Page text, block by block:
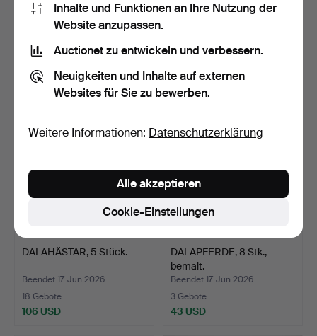
JENS QUISTGAARD.
PICKNICKKISTE/WERKZE
UGKIS…
6 Gebote
158 USD
PFEIFEN, 8 Teile teilweise
53 USD
DALAHÄSTAR, 5 Stück.
Beendet 17. Jun 2026
18 Gebote
106 USD
DALAPFERDE, 8 Stk.,
bemalt.
Beendet 17. Jun 2026
3 Gebote
43 USD
Inhalte und Funktionen an Ihre Nutzung der
Website anzupassen.
Auctionet zu entwickeln und verbessern.
Neuigkeiten und Inhalte auf externen
Websites für Sie zu bewerben.
Weitere Informationen: Datenschutzerklärung
Cookie-Einstellungen
Alle akzeptieren